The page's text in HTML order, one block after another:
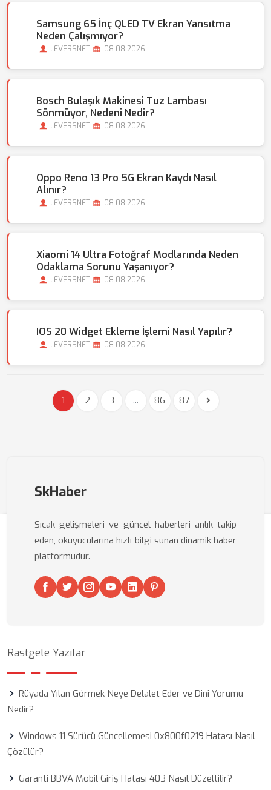
Samsung 65 İnç QLED TV Ekran Yansıtma
Neden Çalışmıyor?
LEVERSNET 08.08.2026
Bosch Bulaşık Makinesi Tuz Lambası
Sönmüyor, Nedeni Nedir?
LEVERSNET 08.08.2026
Oppo Reno 13 Pro 5G Ekran Kaydı Nasıl
Alınır?
LEVERSNET 08.08.2026
Xiaomi 14 Ultra Fotoğraf Modlarında Neden
Odaklama Sorunu Yaşanıyor?
LEVERSNET 08.08.2026
IOS 20 Widget Ekleme İşlemi Nasıl Yapılır?
LEVERSNET 08.08.2026
1 2 3 ... 86 87
SkHaber
Sıcak gelişmeleri ve güncel haberleri anlık takip
eden, okuyucularına hızlı bilgi sunan dinamik haber
platformudur.
Rastgele Yazılar
Rüyada Yılan Görmek Neye Delalet Eder ve Dini Yorumu
Nedir?
Windows 11 Sürücü Güncellemesi 0x800f0219 Hatası Nasıl
Çözülür?
Garanti BBVA Mobil Giriş Hatası 403 Nasıl Düzeltilir?